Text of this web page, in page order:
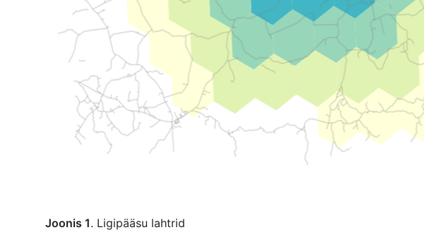
Joonis 1. Ligipääsu lahtrid